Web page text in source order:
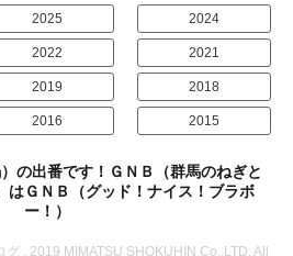
2025 2024
2022 2021
2019 2018
2016 2015
の出番です！ＧＮＢ（群馬のねぎと
はＧＮＢ（グッド！ナイス！ブラボ
ー！）
, 2019 MIMATSU SHOKUHIN Co.,LTD. All